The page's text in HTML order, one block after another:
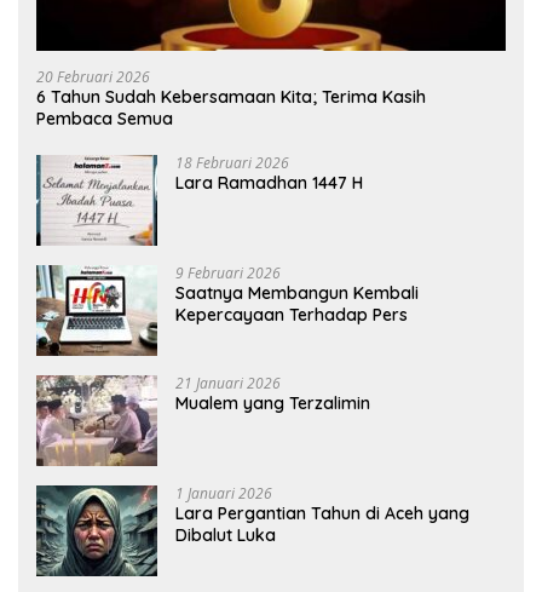
20 Februari 2026
6 Tahun Sudah Kebersamaan Kita; Terima Kasih
Pembaca Semua
18 Februari 2026
Lara Ramadhan 1447 H
9 Februari 2026
Saatnya Membangun Kembali
Kepercayaan Terhadap Pers
21 Januari 2026
Mualem yang Terzalimin
1 Januari 2026
Lara Pergantian Tahun di Aceh yang
Dibalut Luka